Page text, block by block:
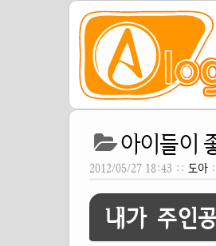
아이들이
2012/05/27 18:43 :: 도아
내가 주인